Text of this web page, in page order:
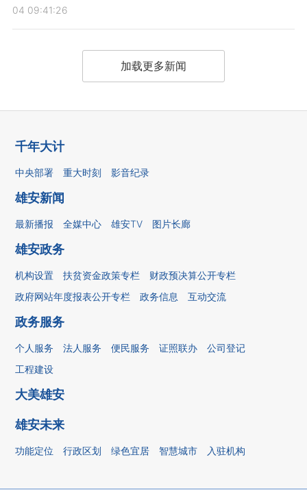
04 09:41:26
加载更多新闻
千年大计
中央部署 重大时刻 影音纪录
雄安新闻
最新播报 全媒中心 雄安TV 图片长廊
雄安政务
机构设置 扶贫资金政策专栏
财政预决算公开专栏
政府网站年度报表公开专栏
政务信息 互动交流
政务服务
个人服务 法人服务 便民服务 证照联办
公司登记
工程建设
大美雄安
雄安未来
功能定位 行政区划 绿色宜居 智慧城市 入驻机构